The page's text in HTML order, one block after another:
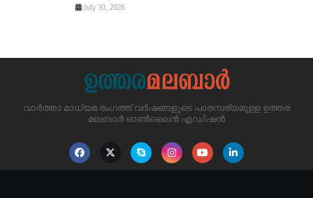
July 30, 2026
വാർത്താ മാധ്യമ രംഗത്ത് വർഷങ്ങളുടെ പാരമ്പര്യമുള്ള ഉത്തര
മലബാർ ഓൺലൈൻ എഡിഷൻ